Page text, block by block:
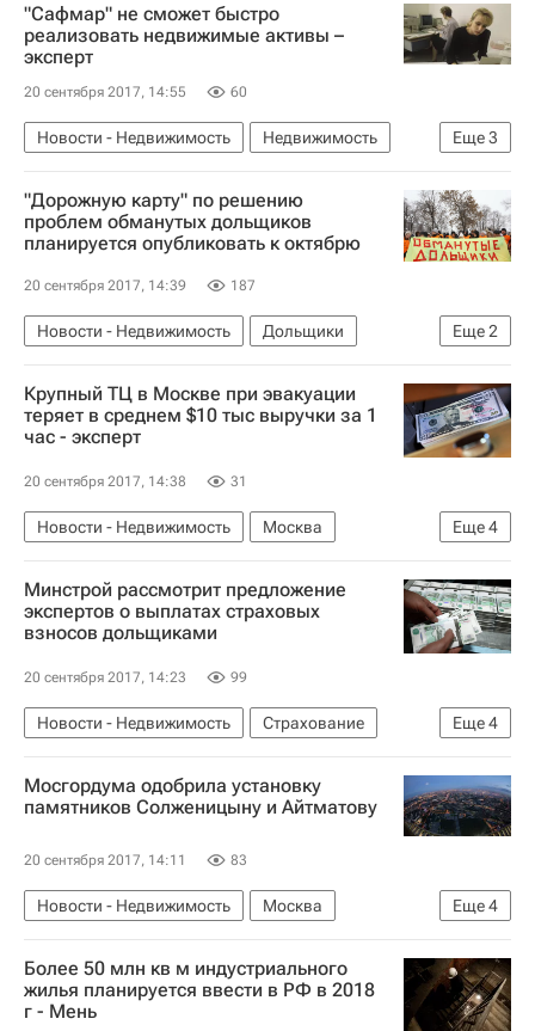
"Сафмар" не сможет быстро
реализовать недвижимые активы –
эксперт
20 сентября 2017, 14:55 60
Еще3
Новости - Недвижимость
Недвижимость
Сафмар
Санация банков в РФ и рынок недвижимости
Россия
"Дорожную карту" по решению
проблем обманутых дольщиков
планируется опубликовать к октябрю
20 сентября 2017, 14:39 187
Еще2
Новости - Недвижимость
Дольщики
Михаил Мень
Россия
Крупный ТЦ в Москве при эвакуации
теряет в среднем $10 тыс выручки за 1
час - эксперт
20 сентября 2017, 14:38 31
Еще4
Новости - Недвижимость
Москва
Происшествия
Коммерческая недвижимость
Торговые центры
Россия
Минстрой рассмотрит предложение
экспертов о выплатах страховых
взносов дольщиками
20 сентября 2017, 14:23 99
Еще4
Новости - Недвижимость
Страхование
Строительство
Создание компенсационного фонда дольщиков в РФ
Министерство строительства и жилищно-коммунального хозяйства РФ (Минстрой России)
Россия
Мосгордума одобрила установку
памятников Солженицыну и Айтматову
20 сентября 2017, 14:11 83
Еще4
Новости - Недвижимость
Москва
Памятники
Мосгордума
Городская среда
Россия
Более 50 млн кв м индустриального
жилья планируется ввести в РФ в 2018
г - Мень